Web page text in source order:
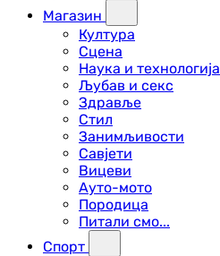
Магазин
Култура
Сцена
Наука и технологија
Љубав и секс
Здравље
Стил
Занимљивости
Савјети
Вицеви
Ауто-мото
Породица
Питали смо...
Спорт